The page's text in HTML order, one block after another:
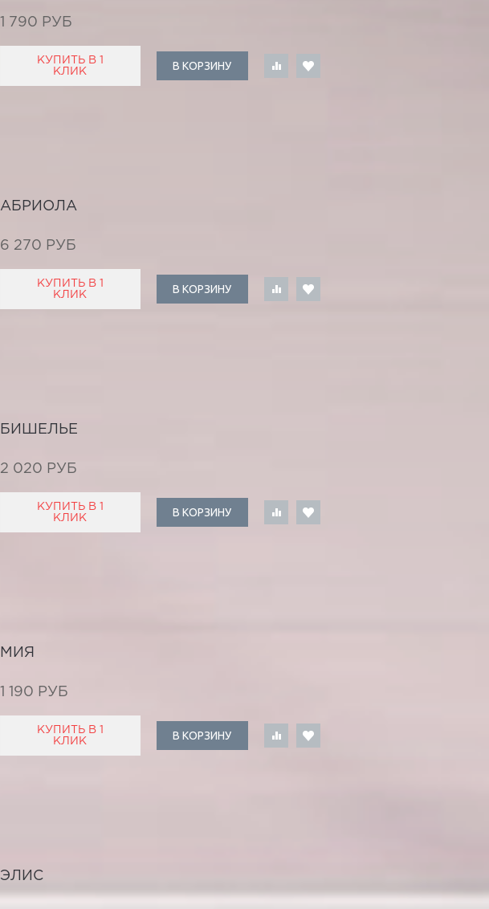
1 790 РУБ
КУПИТЬ В 1
КЛИК
В КОРЗИНУ
АБРИОЛА
6 270 РУБ
КУПИТЬ В 1
КЛИК
В КОРЗИНУ
БИШЕЛЬЕ
2 020 РУБ
КУПИТЬ В 1
КЛИК
В КОРЗИНУ
МИЯ
1 190 РУБ
КУПИТЬ В 1
КЛИК
В КОРЗИНУ
ЭЛИС